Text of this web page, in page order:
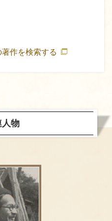
作を検索する
人物